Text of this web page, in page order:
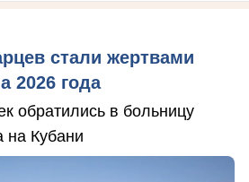
стали жертвами
2026 года
обратились в больницу
на Кубани